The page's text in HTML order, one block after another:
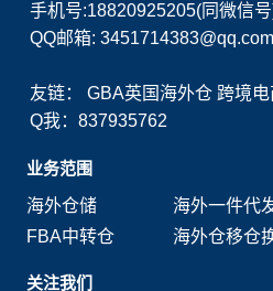
手机号:18820925205(同微信
QQ邮箱: 3451714383@qq.com
友链：GBA英国海外仓 跨境
Q我：837935762
业务范围
海外仓储
海外一件代
FBA中转仓
海外仓移仓
关注我们